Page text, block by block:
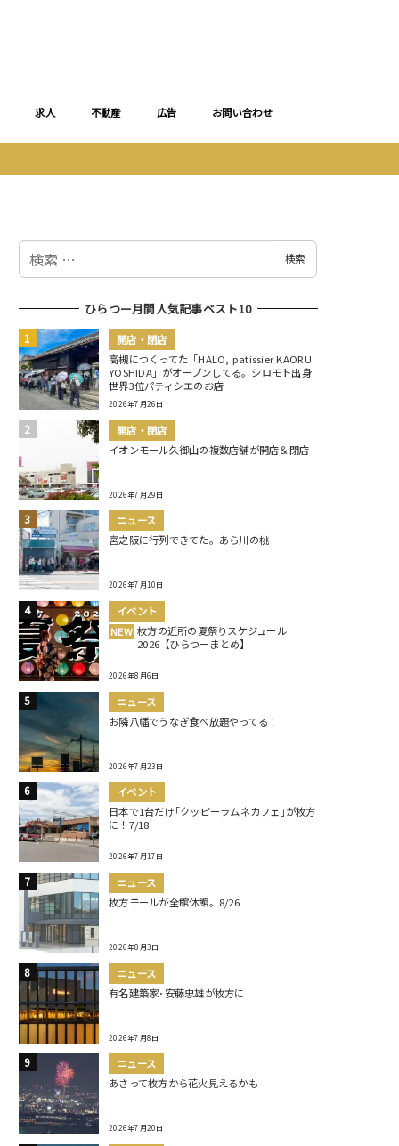
求人 不動産 広告 お問い合わせ
検
検索
ひらつー月間人気記事ベスト10
開店・閉店
高槻につくってた「HALO, patissier KAORU
YOSHIDA」がオープンしてる。シロモト出身
世界3位パティシエのお店
2026年7月26日
開店・閉店
イオンモール久御山の複数店舗が開店＆閉店
2026年7月29日
ニュース
宮之阪に行列できてた。あら川の桃
2026年7月10日
イベント
NEW 枚方の近所の夏祭りスケジュール
2026【ひらつーまとめ】
2026年8月6日
ニュース
お隣八幡でうなぎ食べ放題やってる！
2026年7月23日
イベント
日本で1台だけ｢クッピーラムネカフェ｣が枚方
に！7/18
2026年7月17日
ニュース
枚方モールが全館休館。8/26
2026年8月3日
ニュース
有名建築家･安藤忠雄が枚方に
2026年7月8日
ニュース
あさって枚方から花火見えるかも
2026年7月20日